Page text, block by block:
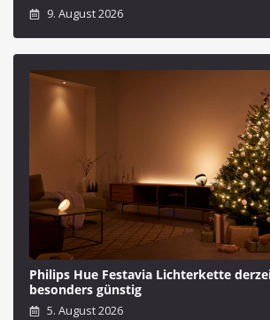
9. August 2026
Philips Hue Festavia Lichterkette
besonders günstig
5. August 2026